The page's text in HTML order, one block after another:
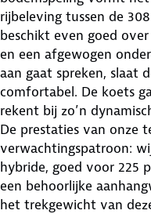
rijbeleving tussen de
beschikt even goed
en een afgewogen
aan gaat spreken, slaat
comfortabel. De koets
rekent bij zo’n
De prestaties van onze
verwachtingspatroon:
hybride, goed voor 225
een behoorlijke
het trekgewicht van